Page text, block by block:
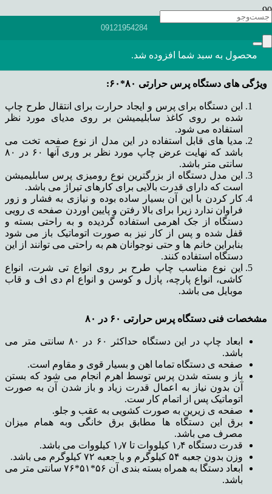
09121954284
محصول به سبد شما افزوده شد.
دستگاه سابلیمیشن صفحه تخت ۸۰*۶۰
ویژگی های دستگاه پرس حرارتی ۸۰*۶۰:
این دستگاه برای پرس و ایجاد حرارت برای انتقال طرح چاپ
شده بر روی کاغذ سابلیمیشن بر روی مدیای مورد نظر
استفاده می شود.
مدیا های قابل استفاده در این مدل از نوع صفحه تخت می
باشد که نهایت عرض چاپ مورد نظر بر وری آنها ۶۰ در ۸۰
سانتی متر باشد.
این مدل دستگاه از بزرگترین نوع رومیزی پرس سابلیمیشن
است که دارای قدرت بالایی برای کارهای تیراژ می باشد.
کار کردن با این آن بسیار ساده بوده و نیازی به فشار و زور
فراوان ندارد زیرا برای بالا رفتن و پایین اوردن صفحه ی رویی
دستگاه از جک اهرمی استفاده گردیده و به راحتی بسته و
قفل شده و پس از کار نیز به صورت اتوماتیک باز می شود
بنابراین خانم ها و حتی نوجوانان هم به راحتی می توانند از این
دستگاه استفاده کنند.
این نوع مناسب چاپ طرح بر روی انواع تی شرت، انواع
کاشی، انواع پارچه، پازل و کوسن و انواع ام دی اف و قاب
موبایل می باشد.
مشخصات فنی دستگاه پرس حرارتی ۶۰ در ۸۰
ابعاد چاپ در این دستگاه حداکثر ۶۰ در ۸۰ سانتی متر می
باشد.
صفحه ی دستگاه تماما اهن و بسیار قوی و مقاوم است.
باز و بسته شدن پرس توسط اهرم انجام می شود که بستن
آن بدون نیاز به اعمال قدرت زیاد و باز شدن آن به صورت
اتوماتیک پس از اتمام کار ست.
صفحه ی زیرین به صورت کشویی به عقب و جلو.
برق این دستگاه ها مطابق برق خانگی وبه همام میزان
مصرف می باشد.
قدرت دستگاه ۱٫۴ کیلووات تا ۱٫۷ کیلووات می باشد.
وزن بدون جعبه ۵۴ کیلوگرم و با جعبه ۷۲ کیلوگرم می باشد.
ابعاد دستگا به همراه بسته بندی آن ۵۶*۵۱*۷۶ سانتی متر می
باشد.